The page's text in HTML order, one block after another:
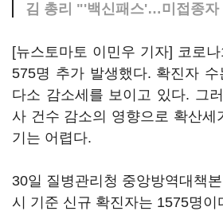
김 총리 "'백신패스'…미접종자
[뉴스토마토 이민우 기자] 코로
575명 추가 발생했다. 확진자 수
다소 감소세를 보이고 있다. 그
사 건수 감소의 영향으로 확산세
기는 어렵다.
30일 질병관리청 중앙방역대책
시 기준 신규 확진자는 1575명이